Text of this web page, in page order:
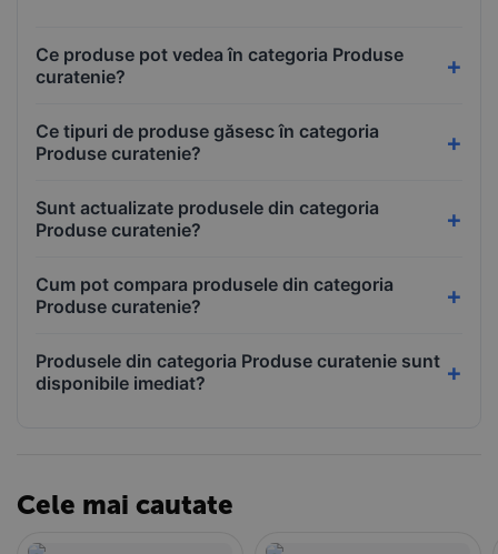
Ce produse pot vedea în categoria Produse
curatenie?
Ce tipuri de produse găsesc în categoria
Produse curatenie?
Sunt actualizate produsele din categoria
Produse curatenie?
Cum pot compara produsele din categoria
Produse curatenie?
Produsele din categoria Produse curatenie sunt
disponibile imediat?
Cele mai cautate